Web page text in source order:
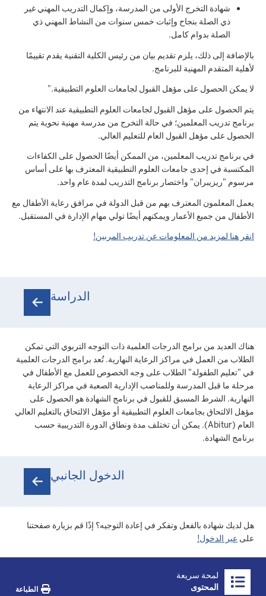
شهادة التخرج الأولى من المدرسة، وإكمال التدريب المهني غير
ذي الصلة بنجاح وإثبات خمس سنوات من النشاط المهني ذي
الصلة بدوام كامل.
بالإضافة إلى ذلك، يلزم تقديم بيان من رئيس الكلية التقنية يقدم تقييمًا
لأهلية المتقدم المهنية للبرنامج.
لا يمكن الحصول على مؤهل القبول لجامعات العلوم التطبيقية."
يتم الحصول على مؤهل القبول لجامعات العلوم التطبيقية عند الانتهاء من
برنامج تدريب المعلمين؛ في حالة التخرج من مدرسة مهنية نحوية يتم
الحصول على مؤهل القبول العام للتعليم العالي.
في برنامج تدريب المعلمين، من الممكن أيضًا الحصول على الكفاءات
المكتسبة في إحدى جامعات العلوم التطبيقية المعترف بها على أساس
مرسوم "ريزيبران" واختصار برنامج التدريب لمدة عام واحد.
يعمل المعلمون المعترف بهم من قبل الدولة في مرافق رعاية الأطفال مع
الأطفال من جميع الأعمار ويمكنهم أيضًا تولي مهام الإدارة في المستقبل.
انقر هنا لمزيد من المعلومات عن تدريب المربين!
الدراسة
هناك العديد من برامج الدرجات العلمية ذات التوجه التربوي التي تمكن
الطلاب من العمل في مراكز الرعاية النهارية. تُعد برامج الدرجات العلمية
في "تعليم الطفولة" الطلاب على وجه الخصوص للعمل مع الأطفال في
مرحلة ما قبل المدرسة وللمناصب الإدارية الصعبة في مراكز الرعاية
النهارية. الشرط المسبق للقبول في برنامج الشهادة هو الحصول على
مؤهل الالتحاق بجامعات العلوم التطبيقية أو مؤهل الالتحاق بالتعليم العالي
العام (Abitur). يمكن أن تختلف مدة ونطاق الدورة التدريبية حسب
برنامج الشهادة.
الدخول الجانبي
هل لديك شهادة بالفعل وتفكر في إعادة التوجيه؟ إذًا قم بزيارة صفحتنا
على عبر الدخول!
Inhalte
لمحة سريعة
المحتوى
الطباعة